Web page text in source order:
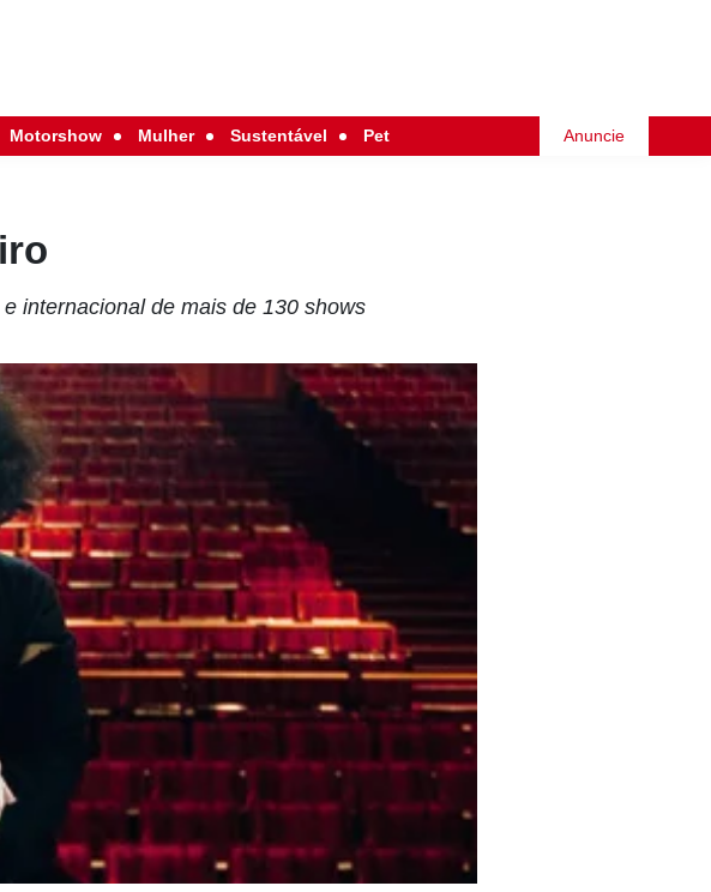
Motorshow Mulher Sustentável Pet Anuncie
internacional de mais de 130 shows